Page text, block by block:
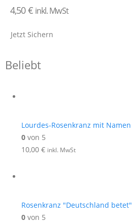
4,50€ inkl. MwSt
Jetzt Sichern
Beliebt
Lourdes-Rosenkranz mit Namen
0 von 5
10,00 € inkl. MwSt
Rosenkranz "Deutschland betet"
0 von 5